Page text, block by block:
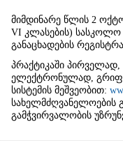
მიმდინარე წლის 2
VI კლასების) სასკოლო
განაცხადების
პრაქტიკაში პირველად,
ელექტრონულად,
სისტემის მეშვეობით:
სახელმძღვანელოების
გამჭვირვალობის